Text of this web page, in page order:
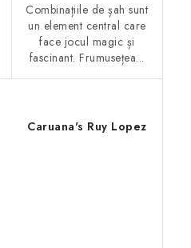
Combinațiile de șah sunt
un element central care
face jocul magic și
fascinant. Frumusețea...
Caruana's Ruy Lopez